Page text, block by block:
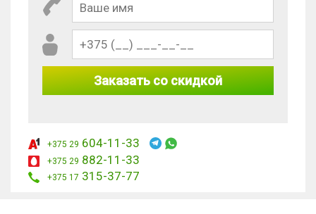
Заказать со скидкой
+375 29 604-11-33
+375 29 882-11-33
+375 17 315-37-77